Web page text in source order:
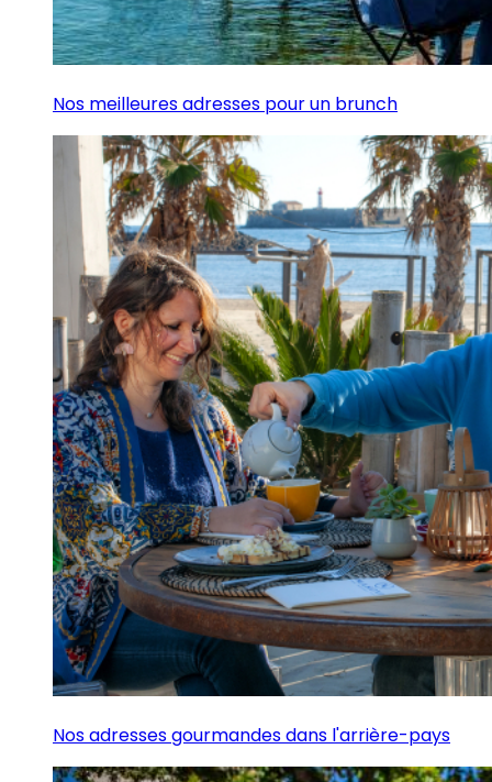
Nos meilleures adresses pour un brunch
Nos adresses gourmandes dans l'arrière-pays